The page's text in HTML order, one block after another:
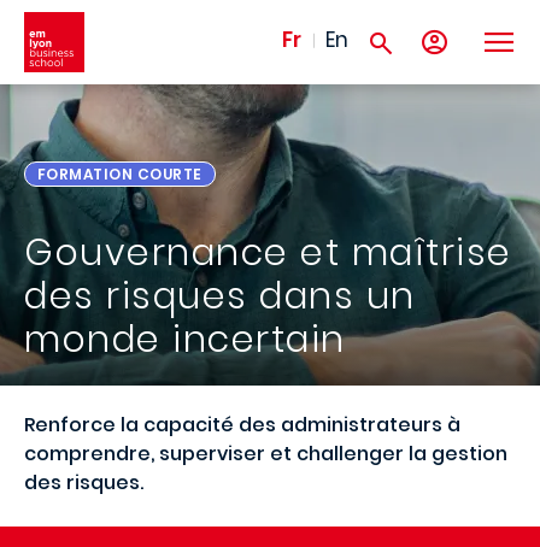
Aller au contenu principal
Fr En
FORMATION COURTE
Gouvernance et maîtrise
des risques dans un
monde incertain
Renforce la capacité des administrateurs à
comprendre, superviser et challenger la gestion
des risques.